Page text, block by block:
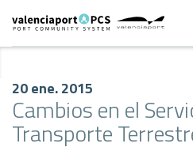
20 ene. 2015
Cambios en el
Transporte